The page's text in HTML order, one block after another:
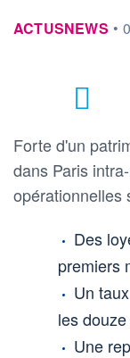
information
ACTUSNEWS •
Forte d'un
dans Paris
opérationnelles
Des
premiers
Un
les
Une